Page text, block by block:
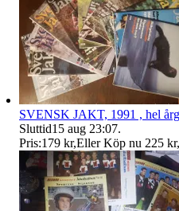
SVENSK JAKT, 1991 , hel
Sluttid15 aug 23:07.
Pris:179 kr,Eller Köp nu 225 kr,